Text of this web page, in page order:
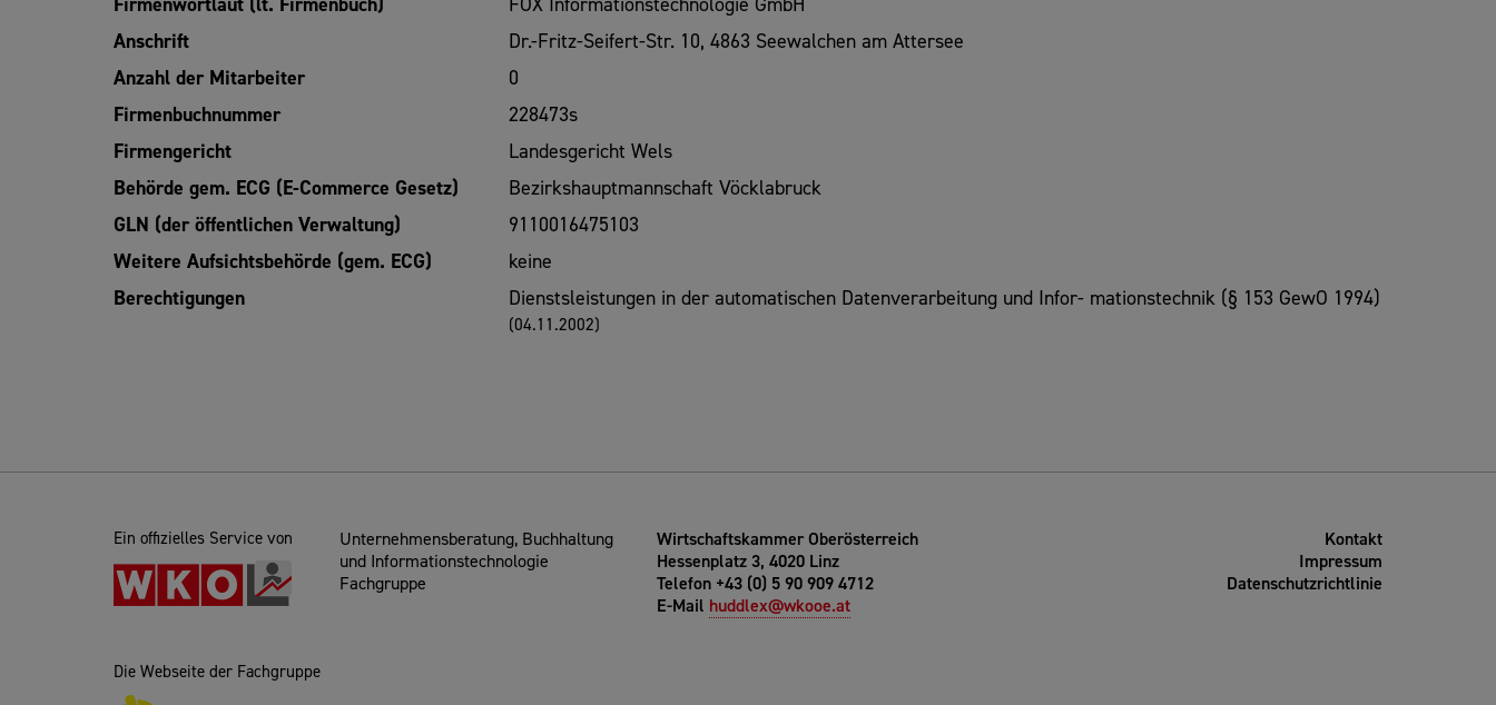
Anschrift
Dr.-Fritz-Seifert-Str. 10, 4863 Seewalchen am Attersee
Anzahl der Mitarbeiter
0
Firmenbuchnummer
228473s
Firmengericht
Landesgericht Wels
Behörde gem. ECG (E-Commerce Gesetz)
Bezirkshauptmannschaft Vöcklabruck
GLN (der öffentlichen Verwaltung)
9110016475103
Weitere Aufsichtsbehörde (gem. ECG)
keine
Berechtigungen
Dienstsleistungen in der automatischen Datenverarbeitung und Infor- mationstechnik (§ 153 GewO 1994)
(04.11.2002)
Ein offizielles Service von
Unternehmensberatung, Buchhaltung
und Informationstechnologie
Fachgruppe
Wirtschaftskammer Oberösterreich
Hessenplatz 3, 4020 Linz
Telefon +43 (0) 5 90 909 4712
E-Mail huddlex@wkooe.at
Kontakt
Impressum
Datenschutzrichtlinie
Die Webseite der Fachgruppe